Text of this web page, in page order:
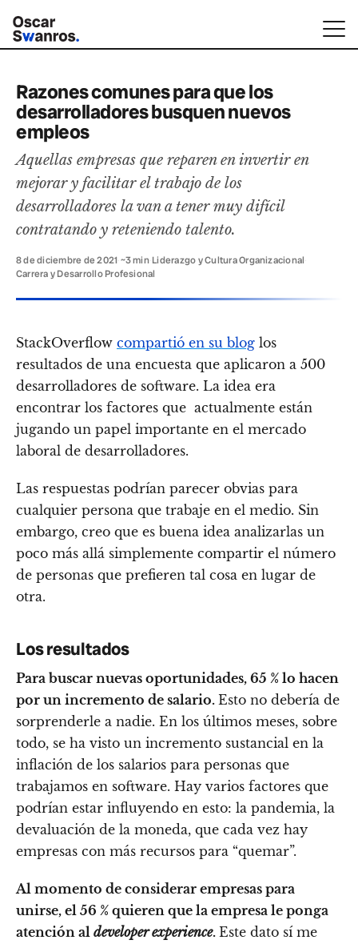
Razones comunes para que los
desarrolladores busquen nuevos
empleos
Aquellas empresas que reparen en invertir en
mejorar y facilitar el trabajo de los
desarrolladores la van a tener muy difícil
contratando y reteniendo talento.
8 de diciembre de 2021 ~3 min· Liderazgo y Cultura Organizacional
Carrera y Desarrollo Profesional
StackOverflow compartió en su blog los
resultados de una encuesta que aplicaron a 500
desarrolladores de software. La idea era
encontrar los factores que actualmente están
jugando un papel importante en el mercado
laboral de desarrolladores.
Las respuestas podrían parecer obvias para
cualquier persona que trabaje en el medio. Sin
embargo, creo que es buena idea analizarlas un
poco más allá simplemente compartir el número
de personas que prefieren tal cosa en lugar de
otra.
Los resultados
Para buscar nuevas oportunidades, 65 % lo hacen
por un incremento de salario. Esto no debería de
sorprenderle a nadie. En los últimos meses, sobre
todo, se ha visto un incremento sustancial en la
inflación de los salarios para personas que
trabajamos en software. Hay varios factores que
podrían estar influyendo en esto: la pandemia, la
devaluación de la moneda, que cada vez hay
empresas con más recursos para “quemar”.
Al momento de considerar empresas para
unirse, el 56 % quieren que la empresa le ponga
atención al developer experience. Este dato sí me